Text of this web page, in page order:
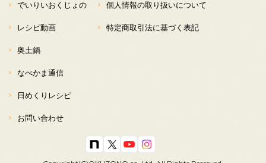
でいりいおくじょの
レシピ動画
奥土鍋
なべかま通信
日めくりレシピ
お問い合わせ
個人情報の取り扱いについて
特定商取引法に基づく表記